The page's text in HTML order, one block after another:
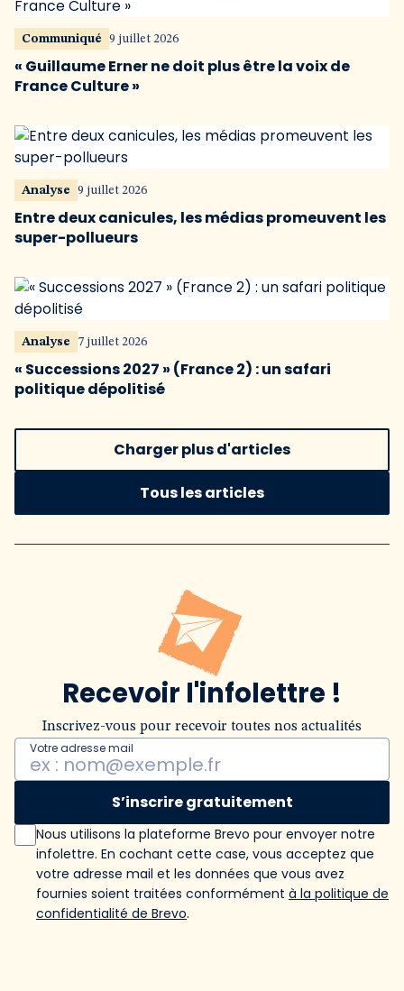
Communiqué 9 juillet 2026
« Guillaume Erner ne doit plus être la voix de
France Culture »
Analyse 9 juillet 2026
Entre deux canicules, les médias promeuvent les
super-pollueurs
Analyse 7 juillet 2026
« Successions 2027 » (France 2) : un safari
politique dépolitisé
Charger plus d'articles
Tous les articles
Recevoir l'infolettre !
Inscrivez-vous pour recevoir toutes nos actualités
Votre adresse mail
S’inscrire gratuitement
Nous utilisons la plateforme Brevo pour envoyer notre
infolettre. En cochant cette case, vous acceptez que
votre adresse mail et les données que vous avez
fournies soient traitées conformément à la politique de
confidentialité de Brevo.